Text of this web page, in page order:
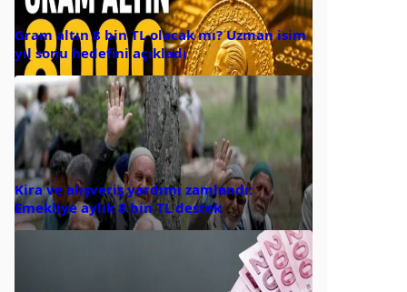
Gram altın 8 bin TL olacak mı? Uzman isim
yıl sonu hedefini açıkladı
Kira ve alışveriş yardımı zamlandı:
Emekliye aylık 8 bin TL destek